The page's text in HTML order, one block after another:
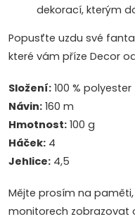
dekorací, kterým
Popusťte uzdu své
které vám příze Decor
Složení: 100 % polyester
Návin: 160 m
Hmotnost: 100 g
Háček: 4
Jehlice: 4,5
Mějte prosím na
monitorech zobrazovat